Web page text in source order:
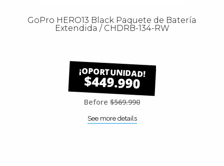
GoPro HERO13 Black Paquete de Batería
Extendida / CHDRB-134-RW
$449.990
Before $569.990
See more details